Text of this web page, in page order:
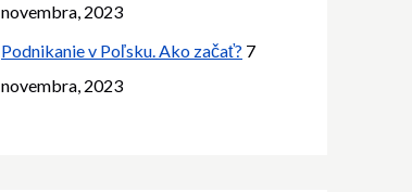
novembra, 2023
Podnikanie v Poľsku. Ako začať? 7
novembra, 2023